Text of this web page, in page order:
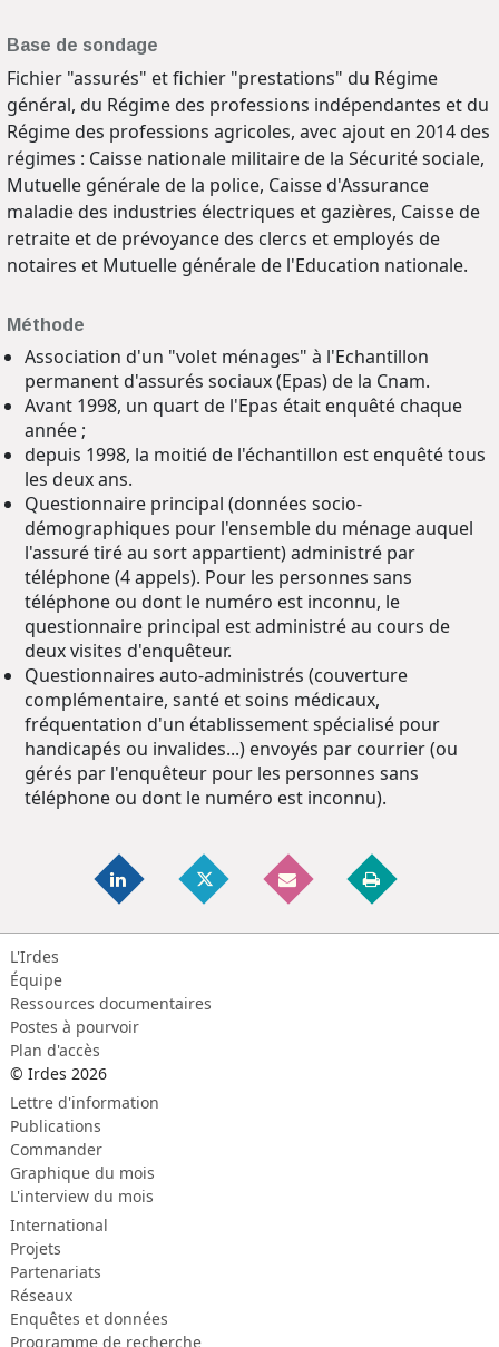
Base de sondage
Fichier "assurés" et fichier "prestations" du Régime
général, du Régime des professions indépendantes et du
Régime des professions agricoles, avec ajout en 2014 des
régimes : Caisse nationale militaire de la Sécurité sociale,
Mutuelle générale de la police, Caisse d'Assurance
maladie des industries électriques et gazières, Caisse de
retraite et de prévoyance des clercs et employés de
notaires et Mutuelle générale de l'Education nationale.
Méthode
Association d'un "volet ménages" à l'Echantillon
permanent d'assurés sociaux (Epas) de la Cnam.
Avant 1998, un quart de l'Epas était enquêté chaque
année ;
depuis 1998, la moitié de l'échantillon est enquêté tous
les deux ans.
Questionnaire principal (données socio-
démographiques pour l'ensemble du ménage auquel
l'assuré tiré au sort appartient) administré par
téléphone (4 appels). Pour les personnes sans
téléphone ou dont le numéro est inconnu, le
questionnaire principal est administré au cours de
deux visites d'enquêteur.
Questionnaires auto-administrés (couverture
complémentaire, santé et soins médicaux,
fréquentation d'un établissement spécialisé pour
handicapés ou invalides...) envoyés par courrier (ou
gérés par l'enquêteur pour les personnes sans
téléphone ou dont le numéro est inconnu).
L'Irdes
Équipe
Ressources documentaires
Postes à pourvoir
Plan d'accès
© Irdes 2026
Lettre d'information
Publications
Commander
Graphique du mois
L'interview du mois
International
Projets
Partenariats
Réseaux
Enquêtes et données
Programme de recherche